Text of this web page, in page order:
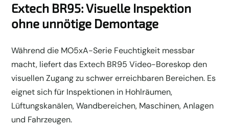
Extech BR95: Visuelle Inspektion
ohne unnötige Demontage
Während die MO5xA-Serie Feuchtigkeit messbar
macht, liefert das Extech BR95 Video-Boreskop den
visuellen Zugang zu schwer erreichbaren Bereichen. Es
eignet sich für Inspektionen in Hohlräumen,
Lüftungskanälen, Wandbereichen, Maschinen, Anlagen
und Fahrzeugen.